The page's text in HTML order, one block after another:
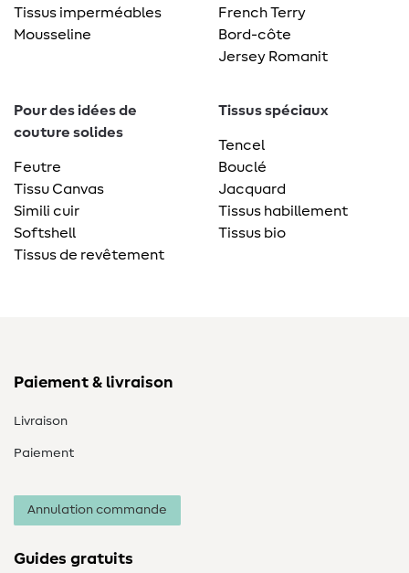
Tissus imperméables
Mousseline
French Terry
Bord-côte
Jersey Romanit
Pour des idées de
couture solides
Feutre
Tissu Canvas
Simili cuir
Softshell
Tissus de revêtement
Tissus spéciaux
Tencel
Bouclé
Jacquard
Tissus habillement
Tissus bio
Paiement & livraison
Livraison
Paiement
Annulation commande
Guides gratuits